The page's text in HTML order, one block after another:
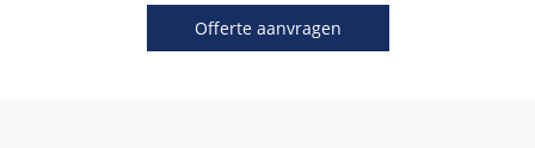
Offerte aanvragen